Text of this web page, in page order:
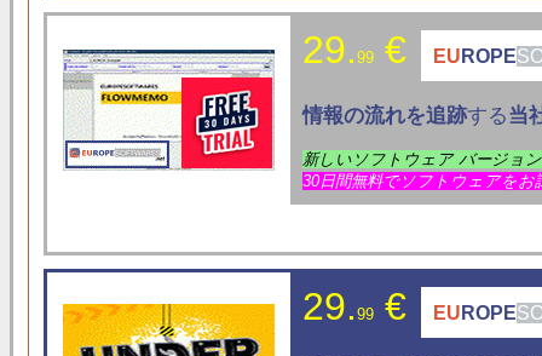
29. 99€ EU ROPE
情報の流れを追跡する当
新しいソフトウェア バージョ
30日間無料でソフトウェアをお
29. 99€ EU ROPE